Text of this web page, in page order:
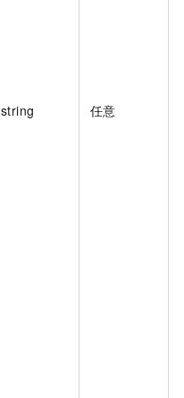
string 任意